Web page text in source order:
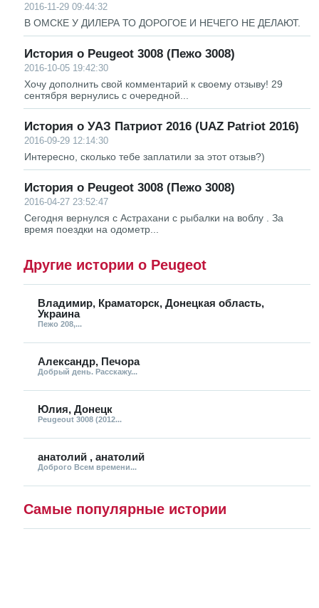
2016-11-29 09:44:32
В ОМСКЕ У ДИЛЕРА ТО ДОРОГОЕ И НЕЧЕГО НЕ ДЕЛАЮТ.
История о Peugeot 3008 (Пежо 3008)
2016-10-05 19:42:30
Хочу дополнить свой комментарий к своему отзыву! 29
сентября вернулись с очередной...
История о УАЗ Патриот 2016 (UAZ Patriot 2016)
2016-09-29 12:14:30
Интересно, сколько тебе заплатили за этот отзыв?)
История о Peugeot 3008 (Пежо 3008)
2016-04-27 23:52:47
Сегодня вернулся с Астрахани с рыбалки на воблу . За
время поездки на одометр...
Другие истории о Peugeot
Владимир, Краматорск, Донецкая область,
Украина
Пежо 208,...
Александр, Печора
Добрый день. Расскажу...
Юлия, Донецк
Peugeout 3008 (2012...
анатолий , анатолий
Доброго Всем времени...
Самые популярные истории